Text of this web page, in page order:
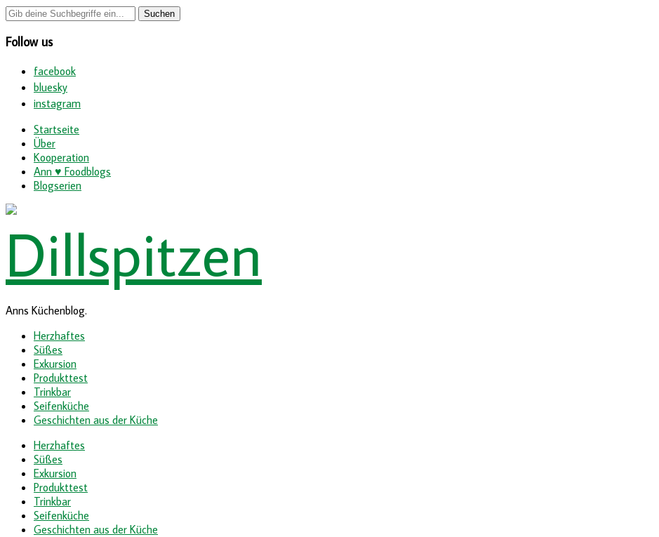
Follow us
facebook
bluesky
instagram
Startseite
Über
Kooperation
Ann ♥ Foodblogs
Blogserien
Anns Küchenblog.
Herzhaftes
Süßes
Exkursion
Produkttest
Trinkbar
Seifenküche
Geschichten aus der Küche
Herzhaftes
Süßes
Exkursion
Produkttest
Trinkbar
Seifenküche
Geschichten aus der Küche